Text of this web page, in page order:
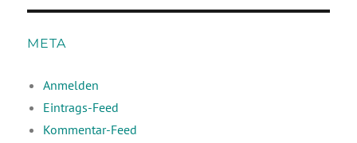
META
Anmelden
Eintrags-Feed
Kommentar-Feed